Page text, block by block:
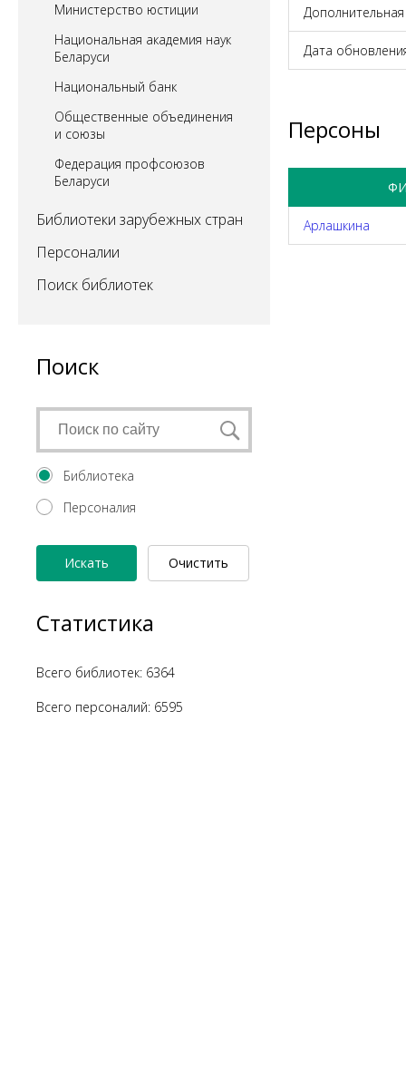
Министерство юстиции
Национальная академия наук
Беларуси
Национальный банк
Общественные объединения
и союзы
Федерация профсоюзов
Беларуси
Библиотеки зарубежных стран
Персоналии
Поиск библиотек
Поиск
Библиотека
Персоналия
Искать
Очистить
Статистика
Всего библиотек: 6364
Всего персоналий: 6595
Дата
Персоны
Арлашкина